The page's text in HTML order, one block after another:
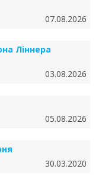
07.08.2026
Ліннера
03.08.2026
05.08.2026
30.03.2020